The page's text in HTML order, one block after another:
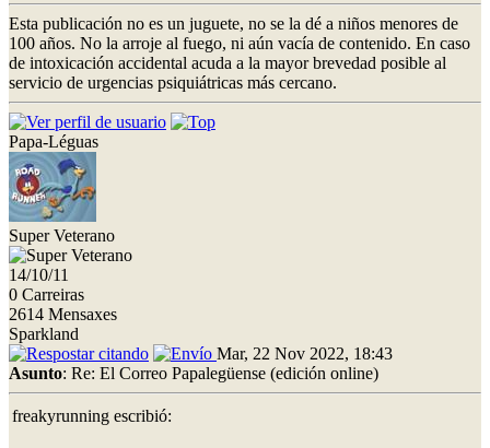
Esta publicación no es un juguete, no se la dé a niños menores de
100 años. No la arroje al fuego, ni aún vacía de contenido. En caso
de intoxicación accidental acuda a la mayor brevedad posible al
servicio de urgencias psiquiátricas más cercano.
Papa-Léguas
Super Veterano
14/10/11
0 Carreiras
2614 Mensaxes
Sparkland
Mar, 22 Nov 2022, 18:43
Asunto: Re: El Correo Papalegüense (edición online)
freakyrunning escribió: